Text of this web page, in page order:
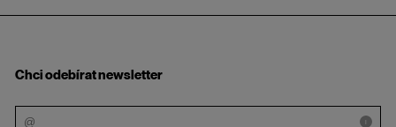
Chci odebírat newsletter
i